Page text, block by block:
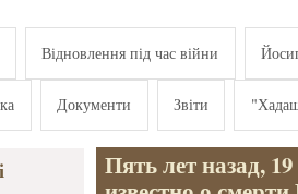
Відновлення під час війни
Документи Звіти
Пять лет назад,